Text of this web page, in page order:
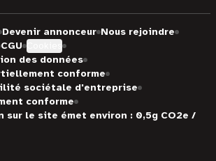
Devenir annonceur Nous rejoindre
CGU
des données
conforme
sociétale d'entreprise
conforme
sur le site émet environ : 0,5g CO2e /